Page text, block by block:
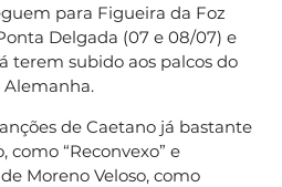
para Figueira da Foz
Delgada (07 e 08/07) e
terem subido aos palcos do
Alemanha.
de Caetano já bastante
“Reconvexo” e
Moreno Veloso, como